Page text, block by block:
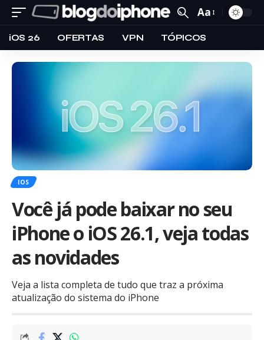
Aa
iOS 26 OFERTAS VPN TÓPICOS
IOS
Você já pode baixar no seu
iPhone o iOS 26.1, veja todas
as novidades
Veja a lista completa de tudo que traz a próxima
atualização do sistema do iPhone